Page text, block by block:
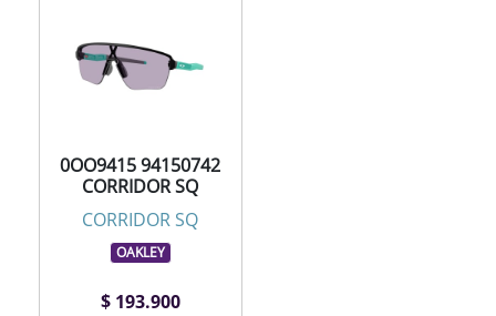
0OO9415 94150742
CORRIDOR SQ
CORRIDOR SQ
OAKLEY
$ 193.900